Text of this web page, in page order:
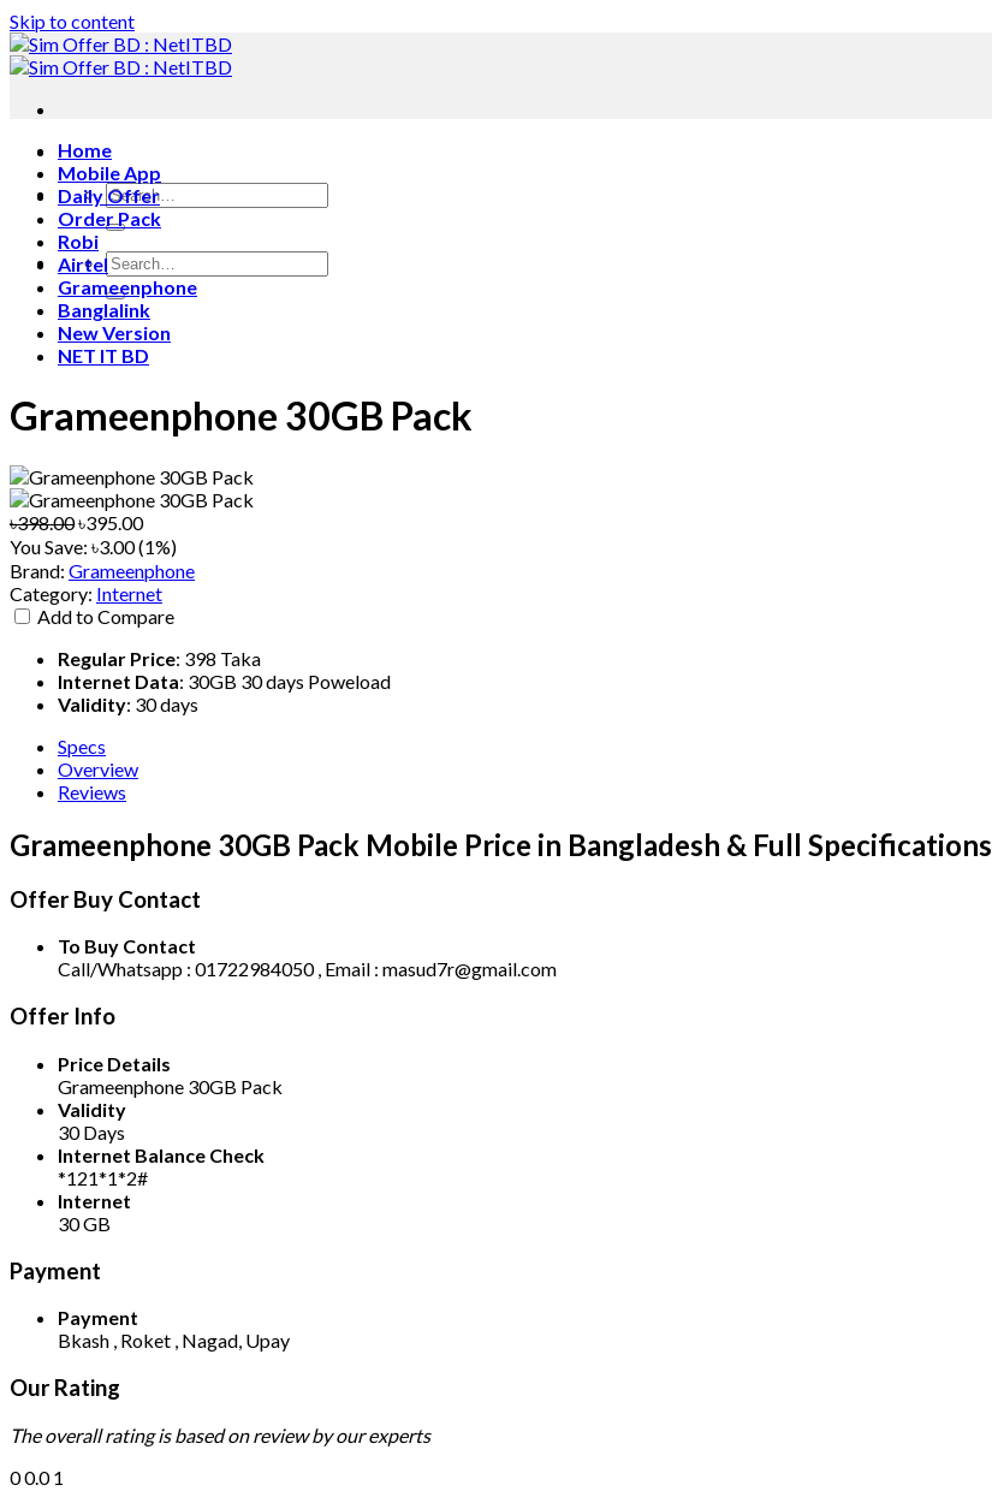
Skip to content
Home
Mobile App
Daily Offer
Order Pack
Robi
Airtel
Grameenphone
Banglalink
New Version
NET IT BD
Grameenphone 30GB Pack
৳398.00৳395.00
You Save: ৳3.00 (1%)
Brand: Grameenphone
Category: Internet
Add to Compare
Regular Price: 398 Taka
Internet Data: 30GB 30 days Poweload
Validity: 30 days
Specs
Overview
Reviews
Grameenphone 30GB Pack Mobile Price in Bangladesh & Full Specifications
Offer Buy Contact
To Buy Contact
Call/Whatsapp : 01722984050 , Email : masud7r@gmail.com
Offer Info
Price Details
Grameenphone 30GB Pack
Validity
30 Days
Internet Balance Check
*121*1*2#
Internet
30 GB
Payment
Payment
Bkash , Roket , Nagad, Upay
Our Rating
The overall rating is based on review by our experts
00.0 1